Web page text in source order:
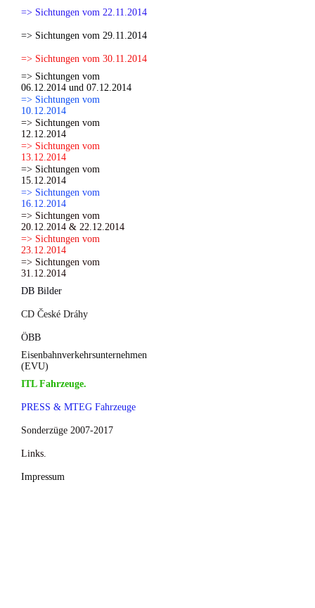
=> Sichtungen vom 22.11.2014
=> Sichtungen vom 29.11.2014
=> Sichtungen vom 30.11.2014
=> Sichtungen vom
06.12.2014 und 07.12.2014
=> Sichtungen vom
10.12.2014
=> Sichtungen vom
12.12.2014
=> Sichtungen vom
13.12.2014
=> Sichtungen vom
15.12.2014
=> Sichtungen vom
16.12.2014
=> Sichtungen vom
20.12.2014 & 22.12.2014
=> Sichtungen vom
23.12.2014
=> Sichtungen vom
31.12.2014
DB Bilder
CD České Dráhy
ÖBB
Eisenbahnverkehrsunternehmen
(EVU)
ITL Fahrzeuge.
PRESS & MTEG Fahrzeuge
Sonderzüge 2007-2017
Links.
Impressum